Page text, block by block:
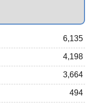
6,135
4,198
3,664
494